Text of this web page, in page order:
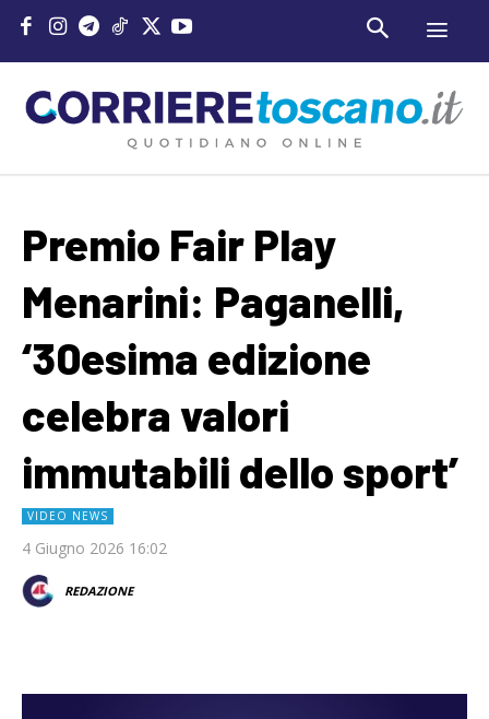
Premio Fair Play
Menarini: Paganelli,
‘30esima edizione
celebra valori
immutabili dello sport’
VIDEO NEWS
4 Giugno 2026 16:02
REDAZIONE